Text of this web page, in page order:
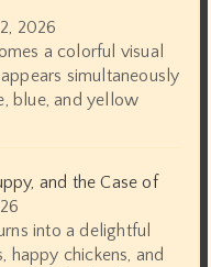
2026
a colorful visual
simultaneously
blue, and yellow
and the Case of
into a delightful
happy chickens, and